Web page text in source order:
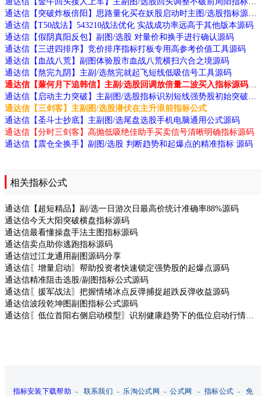
通达信【突破炸板倍阳】思路量化买在妖股启动时主图/选股指标源码
通达信【T50战法】543210战法优化 实战成功率远高于其他版本源码
通达信【假阴真阳反包】副图/选股 对量价和换手进行确认源码
通达信【三进四排序】竞价排序指标打板专用高参考价值工具源码
通达信【血战八荒】副图体验股市血战八荒横扫六合之境源码
通达信【熬完九阴】主副/选熬完就起飞短线低吸信号工具源码
通达信【蒹何月下追韩信】主副/选股回调放倍量二波买入指标源码分享
通达信【启动主力突破】主副图/选股指标识别短线强势股初始突破点的买入机会源码
通达信【三剑客】主副图/选股潜伏在主升浪前指标公式
通达信【圣斗士抄底】主副图/选尾盘选股手机电脑通用公式源码
通达信【分时三剑客】高抛低吸绝佳助手买卖信号清晰明确指标源码
通达信【震仓全换手】副图/选股 判断趋势和起爆点的精准指标 源码
相关指标公式
通达信【超短精品】副/选一日游次日最高价统计准确率88%源码
通达信今天大阳突破横盘指标源码
通达信最看懂操盘手法主图指标源码
通达信卖点助你逃跑指标源码
通达信过江龙通用副图源码分享
通达信〖增量启动〗帮助投资者快速锁定强势股的起爆点源码
通达信精准阻击选股/副图指标公式源码
通达信〖援军战法〗把握情绪冰点反弹捕捉超跌反弹收益源码
通达信波段乾坤图副图指标公式源码
通达信〖低位首阳右侧启动模型〗识别健康趋势下的低位启动行情而设计源码
指标安装下载帮助 - 联系我们 - 乐淘公式网 -公式网 -指标公式 -免